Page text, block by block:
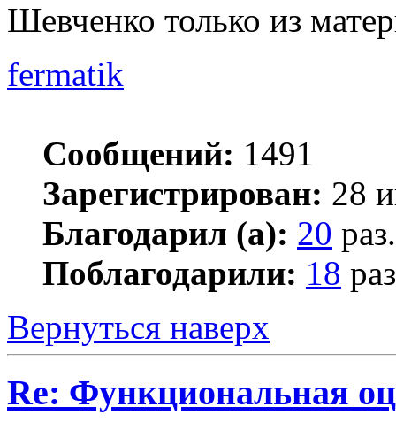
Шевченко только из
fermatik
Сообщений: 1491
Зарегистрирован: 28
Благодарил (а): 20 раз.
Поблагодарили: 18
Вернуться наверх
Re: Функциональная